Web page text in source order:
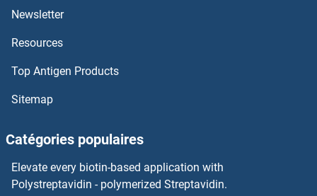
CCDC88B Anticorps
CCDC87 Anticorps
CCDC86 Anticorps
CCDC85B Anticorps
CCDC84 Anticorps
Newsletter
Resources
Top Antigen Products
Sitemap
Catégories populaires
Elevate every biotin-based application with
Polystreptavidin - polymerized Streptavidin.